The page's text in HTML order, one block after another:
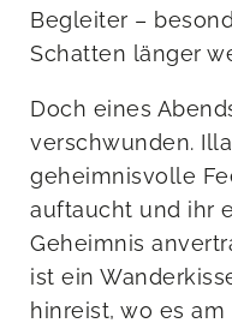
Begleiter –
Schatten länger
Doch eines
verschwunden.
geheimnisvolle
auftaucht und ihr
Geheimnis
ist ein
hinreist, wo es